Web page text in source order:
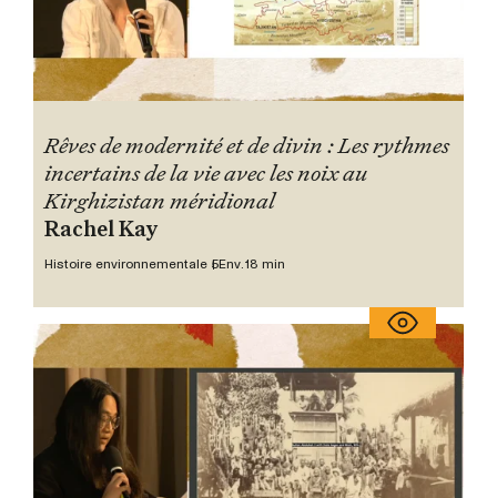
Rêves de modernité et de divin : Les rythmes
incertains de la vie avec les noix au
Kirghizistan méridional
Rachel Kay
Histoire environnementale 5Env. 18 min